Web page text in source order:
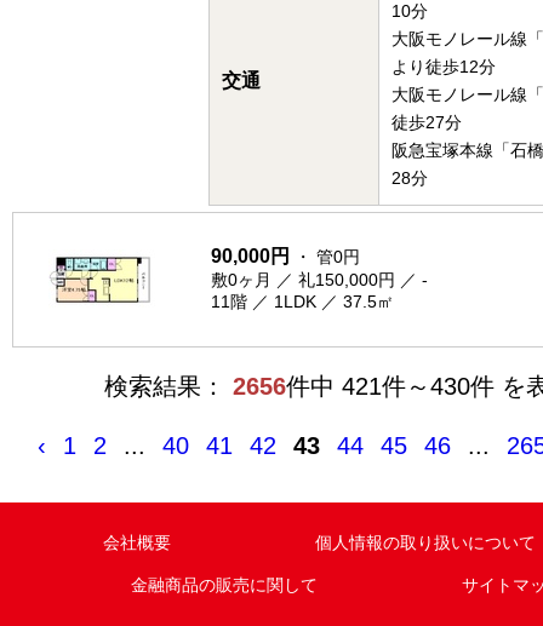
交通
10分
大阪モノレール線
より徒歩12分
大阪モノレール線
徒歩27分
阪急宝塚本線「石
28分
90,000円
・ 管0円
敷0ヶ月 ／ 礼150,000円 ／ -
11階 ／ 1LDK ／ 37.5㎡
検索結果： 2656件中 421件～430件 を
‹ 1 2 ... 40 41 42 43 44 45 46 ...
会社概要 個人情報の取り扱いについて
金融商品の販売に関して サイトマ